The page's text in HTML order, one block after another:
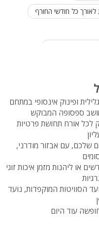
כל חודשי החורף
כולו (8 חדרים )
ופינוק אינסופי במתחם
ספסופה המבוקש
לכל אורח תחושת פרטיות
עם אבזור מודרני,
או ליהנות מזמן איכות זוגי
הסוויטות המוקפדות, נועד
עוד היום